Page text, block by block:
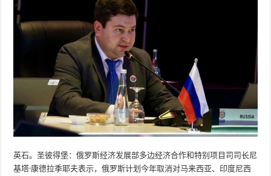
英石。圣彼得堡：俄罗斯经济发展部多边经济合作和特别项目司司长尼
基塔·康德拉季耶夫表示，俄罗斯计划今年取消对马来西亚、印度尼西